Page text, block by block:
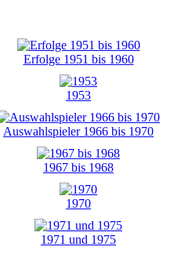
Erfolge 1951 bis 1960
1953
Auswahlspieler 1966 bis 1970
1967 bis 1968
1970
1971 und 1975